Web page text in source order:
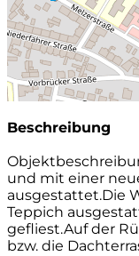
Beschreibung
und mit einer
ausgestattet.Die
Teppich
gefliest.Auf der
bzw. die